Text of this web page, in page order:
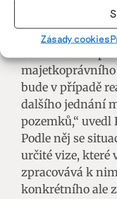
Zásady cookies
„Aktivitu
bude v případě
dalšího jednání
pozemků,“ uvedl
Podle něj se
určité vize, které
zpracovává k
konkrétního ale